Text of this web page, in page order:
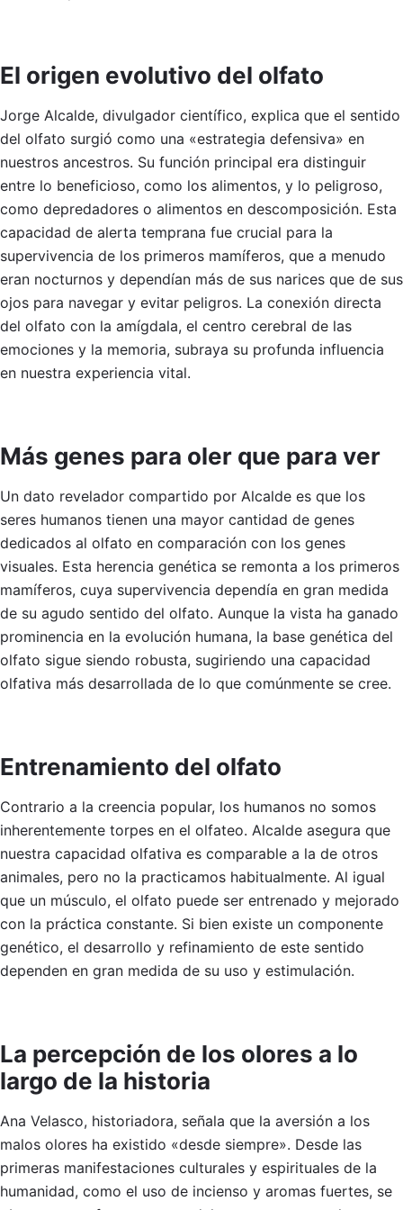
El origen evolutivo del olfato
Jorge Alcalde, divulgador científico, explica que el sentido
del olfato surgió como una «estrategia defensiva» en
nuestros ancestros. Su función principal era distinguir
entre lo beneficioso, como los alimentos, y lo peligroso,
como depredadores o alimentos en descomposición. Esta
capacidad de alerta temprana fue crucial para la
supervivencia de los primeros mamíferos, que a menudo
eran nocturnos y dependían más de sus narices que de sus
ojos para navegar y evitar peligros. La conexión directa
del olfato con la amígdala, el centro cerebral de las
emociones y la memoria, subraya su profunda influencia
en nuestra experiencia vital.
Más genes para oler que para ver
Un dato revelador compartido por Alcalde es que los
seres humanos tienen una mayor cantidad de genes
dedicados al olfato en comparación con los genes
visuales. Esta herencia genética se remonta a los primeros
mamíferos, cuya supervivencia dependía en gran medida
de su agudo sentido del olfato. Aunque la vista ha ganado
prominencia en la evolución humana, la base genética del
olfato sigue siendo robusta, sugiriendo una capacidad
olfativa más desarrollada de lo que comúnmente se cree.
Entrenamiento del olfato
Contrario a la creencia popular, los humanos no somos
inherentemente torpes en el olfateo. Alcalde asegura que
nuestra capacidad olfativa es comparable a la de otros
animales, pero no la practicamos habitualmente. Al igual
que un músculo, el olfato puede ser entrenado y mejorado
con la práctica constante. Si bien existe un componente
genético, el desarrollo y refinamiento de este sentido
dependen en gran medida de su uso y estimulación.
La percepción de los olores a lo
largo de la historia
Ana Velasco, historiadora, señala que la aversión a los
malos olores ha existido «desde siempre». Desde las
primeras manifestaciones culturales y espirituales de la
humanidad, como el uso de incienso y aromas fuertes, se